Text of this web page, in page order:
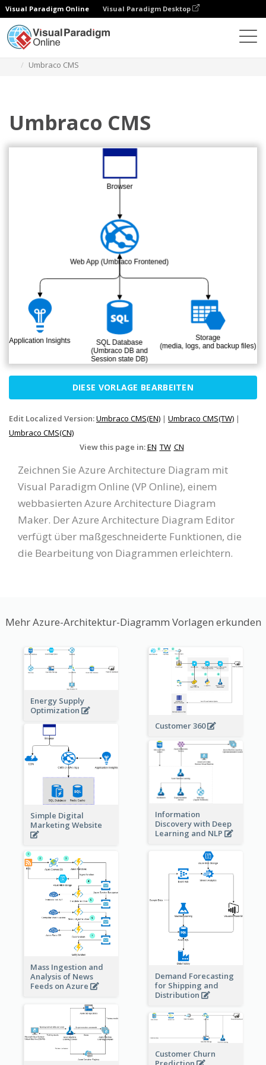
Visual Paradigm Online Visual Paradigm Desktop
Umbraco CMS
Umbraco CMS
DIESE VORLAGE BEARBEITEN
Edit Localized Version:Umbraco CMS(EN) | Umbraco CMS(TW) |
Umbraco CMS(CN)
View this page in:EN TW CN
Zeichnen Sie Azure Architecture Diagram mit
Visual Paradigm Online (VP Online), einem
webbasierten Azure Architecture Diagram
Maker. Der Azure Architecture Diagram Editor
verfügt über maßgeschneiderte Funktionen, die
die Bearbeitung von Diagrammen erleichtern.
Mehr Azure-Architektur-Diagramm Vorlagen erkunden
Energy Supply
Optimization
Customer 360
Simple Digital
Marketing Website
Information
Discovery with Deep
Learning and NLP
Mass Ingestion and
Analysis of News
Feeds on Azure
Demand Forecasting
for Shipping and
Distribution
Customer Churn